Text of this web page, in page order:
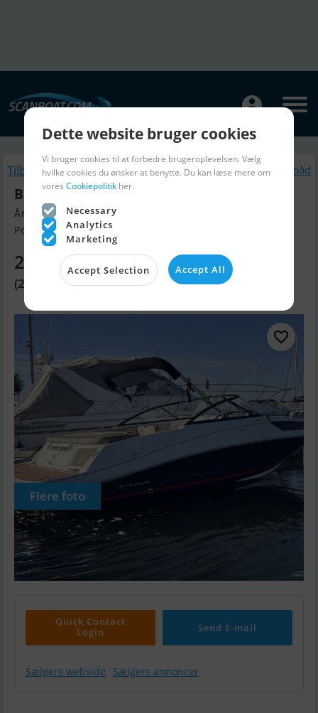
Tilbage Lignende Motorbåd
Bayliner VR5
Årgang 2017, Motorbåd til salg
Poole, Dorset, England
259.840 DKK
(29.950 GBP)
Flere foto
Quick Contact
Login
Send E-mail
Sælgers webside Sælgers annoncer
Dette website bruger cookies
Vi bruger cookies til at forbedre brugeroplevelsen. Vælg
hvilke cookies du ønsker at benytte. Du kan læse mere om
vores Cookiepolitik her.
Necessary
Analytics
Marketing
Accept Selection Accept All